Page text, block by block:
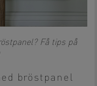
Få tips på
bröstpanel